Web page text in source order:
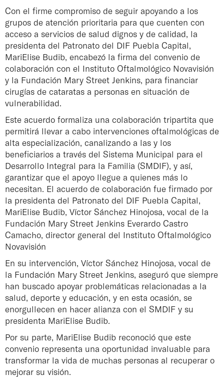
Con el firme compromiso de seguir apoyando a los
grupos de atención prioritaria para que cuenten con
acceso a servicios de salud dignos y de calidad, la
presidenta del Patronato del DIF Puebla Capital,
MariElise Budib, encabezó la firma del convenio de
colaboración con el Instituto Oftalmológico Novavisión
y la Fundación Mary Street Jenkins, para financiar
cirugías de cataratas a personas en situación de
vulnerabilidad.
Este acuerdo formaliza una colaboración tripartita que
permitirá llevar a cabo intervenciones oftalmológicas de
alta especialización, canalizando a las y los
beneficiarios a través del Sistema Municipal para el
Desarrollo Integral para la Familia (SMDIF), y así,
garantizar que el apoyo llegue a quienes más lo
necesitan. El acuerdo de colaboración fue firmado por
la presidenta del Patronato del DIF Puebla Capital,
MariElise Budib, Víctor Sánchez Hinojosa, vocal de la
Fundación Mary Street Jenkins Everardo Castro
Camacho, director general del Instituto Oftalmológico
Novavisión
En su intervención, Víctor Sánchez Hinojosa, vocal de
la Fundación Mary Street Jenkins, aseguró que siempre
han buscado apoyar problemáticas relacionadas a la
salud, deporte y educación, y en esta ocasión, se
enorgullecen en hacer alianza con el SMDIF y su
presidenta MariElise Budib.
Por su parte, MariElise Budib reconoció que este
convenio representa una oportunidad invaluable para
transformar la vida de muchas personas al recuperar o
mejorar su visión.